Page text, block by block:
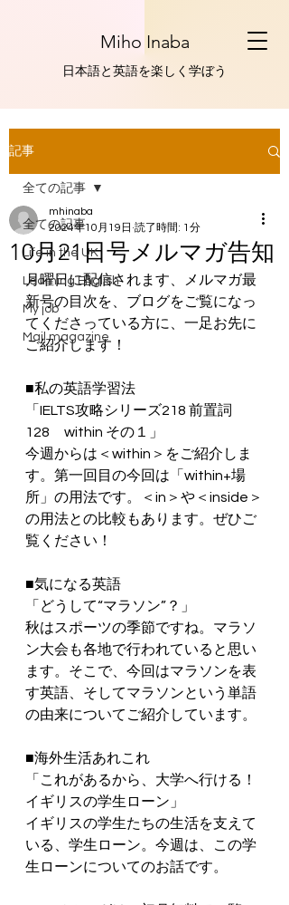
Miho Inaba
​日本語と英語を楽しく学ぼう
記事
全ての記事
Life in the UK
Learning English
My job
Mail magazine
全ての記事
10月21日号メルマガ告知
mhinaba
2024年10月19日 読了時間: 1分
月曜日に配信されます、メルマガ最
新号の目次を、ブログをご覧になっ
てくださっている方に、一足お先に
ご紹介します！
■私の英語学習法
「IELTS攻略シリーズ218 前置詞
128　within その１」
今週からは＜within＞をご紹介しま
す。第一回目の今回は「within+場
所」の用法です。＜in＞や＜inside＞
の用法との比較もあります。ぜひご
覧ください！
■気になる英語
「どうして“マラソン”？」
秋はスポーツの季節ですね。マラソ
ン大会も各地で行われていると思い
ます。そこで、今回はマラソンを表
す英語、そしてマラソンという単語
の由来についてご紹介しています。
■海外生活あれこれ
「これがあるから、大学へ行ける！
イギリスの学生ローン」
イギリスの学生たちの生活を支えて
いる、学生ローン。今週は、この学
生ローンについてのお話です。